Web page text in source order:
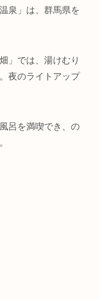
泉」は、群馬県を
」では、湯けむり
夜のライトアップ
呂を満喫でき、の